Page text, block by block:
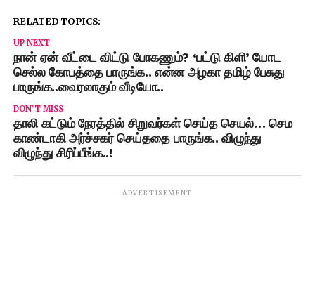
RELATED TOPICS:
UP NEXT
நான் ஏன் வீட்டை விட்டு போகணும்? ‘பட்டு கிளி’ யோட
செல்ல கோபத்தை பாருங்க.. என்ன அழகா தமிழ் பேசுது
பாருங்க..வைரலாகும் வீடியோ..
DON'T MISS
தாலி கட்டும் நேரத்தில் சிறுவர்கள் செய்த செயல்… செம
காண்டாகி அர்ச்சகர் செய்ததை பாருங்க.. விழுந்து
விழுந்து சிரிப்பீங்க..!
ADVERTISEMENT